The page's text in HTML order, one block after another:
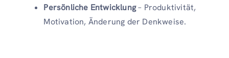
Persönliche Entwicklung– Produktivität,
Motivation, Änderung der Denkweise.